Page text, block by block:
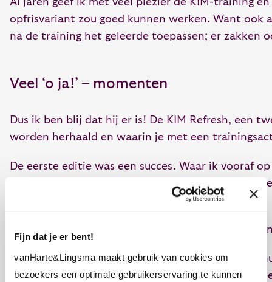
Fijn dat je er bent!
vanHarte&Lingsma maakt gebruik van cookies om
bezoekers een optimale gebruikerservaring te kunnen
opfrisvariant zou goed kunnen werken. Want ook
na de training het geleerde toepassen; er zakken
Veel ‘o ja!’ – momenten
Dus ik ben blij dat hij er is! De KIM Refresh, een
worden herhaald en waarin je met een
De eerste editie was een succes. Waar ik vooraf
we ‘dezelfde taal’, was de sfeer goed en konden
er ontstond echt verbinding in de groep.
Natuurlijk kun je je afvragen: waarom dan niet
De opzet van de KIM (vier blokken) staat als een
kunnen ondermijnen. Bovendien: niet iedereen